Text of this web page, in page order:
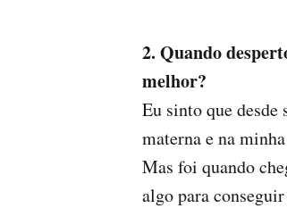
2. Quando
melhor?
Eu sinto que desde
materna e na
Mas foi quando
algo para